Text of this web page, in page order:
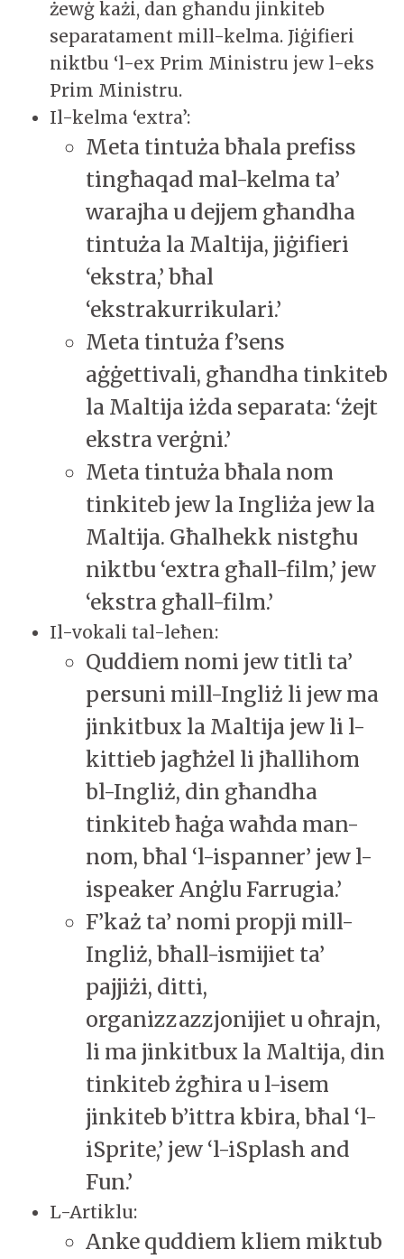
żewġ każi, dan għandu jinkiteb
separatament mill-kelma. Jiġifieri
niktbu ‘l-ex Prim Ministru jew l-eks
Prim Ministru.
Il-kelma ‘extra’:
Meta tintuża bħala prefiss
tingħaqad mal-kelma ta’
warajha u dejjem għandha
tintuża la Maltija, jiġifieri
‘ekstra,’ bħal
‘ekstrakurrikulari.’
Meta tintuża f’sens
aġġettivali, għandha tinkiteb
la Maltija iżda separata: ‘żejt
ekstra verġni.’
Meta tintuża bħala nom
tinkiteb jew la Ingliża jew la
Maltija. Għalhekk nistgħu
niktbu ‘extra għall-film,’ jew
‘ekstra għall-film.’
Il-vokali tal-leħen:
Quddiem nomi jew titli ta’
persuni mill-Ingliż li jew ma
jinkitbux la Maltija jew li l-
kittieb jagħżel li jħallihom
bl-Ingliż, din għandha
tinkiteb ħaġa waħda man-
nom, bħal ‘l-ispanner’ jew l-
ispeaker Anġlu Farrugia.’
F’każ ta’ nomi propji mill-
Ingliż, bħall-ismijiet ta’
pajjiżi, ditti,
organizzazzjonijiet u oħrajn,
li ma jinkitbux la Maltija, din
tinkiteb żgħira u l-isem
jinkiteb b’ittra kbira, bħal ‘l-
iSprite,’ jew ‘l-iSplash and
Fun.’
L-Artiklu:
Anke quddiem kliem miktub